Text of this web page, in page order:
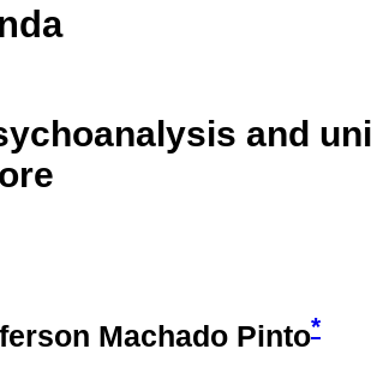
and
Machado Pinto*